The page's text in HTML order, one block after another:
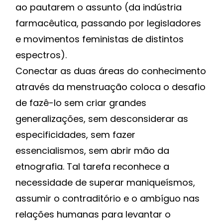
ao pautarem o assunto (da indústria
farmacêutica, passando por legisladores
e movimentos feministas de distintos
espectros).
Conectar as duas áreas do conhecimento
através da menstruação coloca o desafio
de fazê-lo sem criar grandes
generalizações, sem desconsiderar as
especificidades, sem fazer
essencialismos, sem abrir mão da
etnografia. Tal tarefa reconhece a
necessidade de superar maniqueísmos,
assumir o contraditório e o ambíguo nas
relações humanas para levantar o